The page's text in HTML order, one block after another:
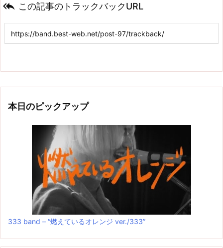
 この記事のトラックバックURL
本日のピックアップ
333 band – “燃えているオレンジ ver./333”